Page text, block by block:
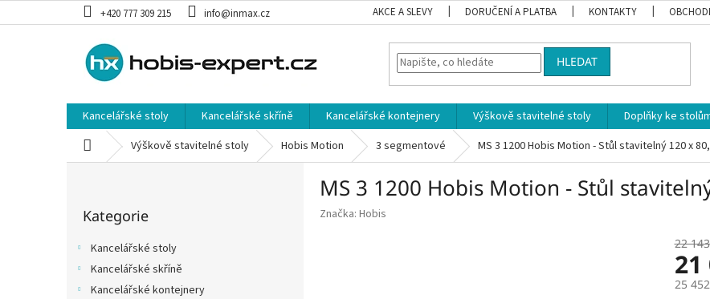
na
+420 777 309 215 info@inmax.cz AKCE A SLEVY DORUČENÍ A PLATBA KONTAKTY
HLEDAT
Kancelářské stoly Kancelářské skříně Kancelářské kontejnery Výškově stavitelné stoly Doplňky ke
Domů Výškově stavitelné stoly Hobis Motion 3 segmentové MS 3 1200 Hobis Motion - Stůl stavitelný 120 x
kategorie
Kategorie
Kancelářské stoly
Kancelářské skříně
Kancelářské kontejnery
MS 3 1200 Hobis Motion - Stůl
Značka: Hobis
22
21
25